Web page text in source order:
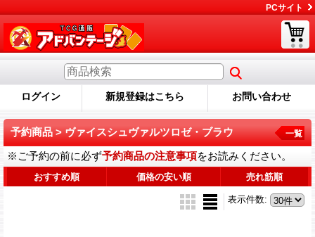
PCサイト
ログイン 新規登録はこちら お問い合わせ
予約商品 > ヴァイスシュヴァルツロゼ・ブラウ
※ご予約の前に必ず予約商品の注意事項をお読みください。
一覧
おすすめ順 価格の安い順 売れ筋順
表示件数: